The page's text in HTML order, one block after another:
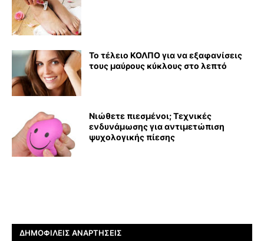
Το τέλειο ΚΟΛΠΟ για να εξαφανίσεις
τους μαύρους κύκλους στο λεπτό
Νιώθετε πιεσμένοι; Τεχνικές
ενδυνάμωσης για αντιμετώπιση
ψυχολογικής πίεσης
ΔΗΜΟΦΙΛΕΊΣ ΑΝΑΡΤΉΣΕΙΣ